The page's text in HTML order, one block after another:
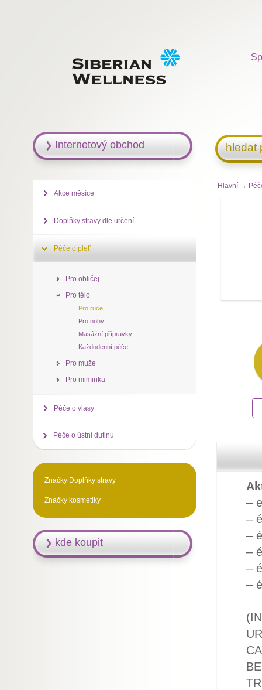
hledat
Hlavní →
–
–
–
–
–
–
Internetový obchod
Akce měsíce
Doplňky stravy dle určení
Péče o pleť
Pro obličej
Pro tělo
Pro ruce
Pro nohy
Masážní přípravky
Každodenní péče
Pro muže
Pro miminka
Péče o vlasy
Péče o ústní dutinu
Značky Doplňky stravy
Značky kosmetiky
kde koupit